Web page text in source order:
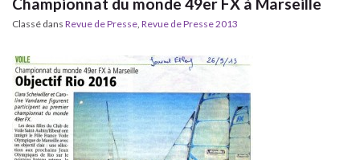
Classé dans Revue de Presse Revue de Presse 2013